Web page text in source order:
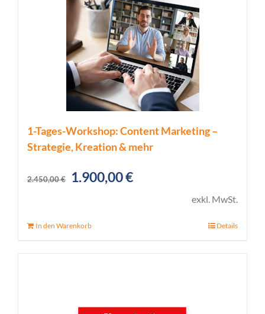
1-Tages-Workshop: Content Marketing –
Strategie, Kreation & mehr
2.450,00€
Ursprünglicher
1.900,00€Aktueller
exkl. MwSt.
In den Warenkorb Details